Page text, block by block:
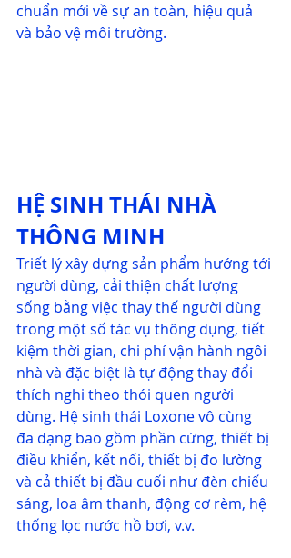
chuẩn mới về sự an toàn, hiệu quả
và bảo vệ môi trường.
HỆ SINH THÁI NHÀ
THÔNG MINH
Triết lý xây dựng sản phẩm hướng tới
người dùng, cải thiện chất lượng
sống bằng việc thay thế người dùng
trong một số tác vụ thông dụng, tiết
kiệm thời gian, chi phí vận hành ngôi
nhà và đặc biệt là tự động thay đổi
thích nghi theo thói quen người
dùng. Hệ sinh thái Loxone vô cùng
đa dạng bao gồm phần cứng, thiết bị
điều khiển, kết nối, thiết bị đo lường
và cả thiết bị đầu cuối như đèn chiếu
sáng, loa âm thanh, động cơ rèm, hệ
thống lọc nước hồ bơi, v.v.